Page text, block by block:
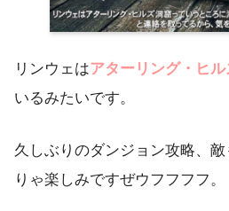
リンウェはアターリング・ヒ
いるみたいです。
久しぶりのダンジョン攻略、
りゃ楽しみですぜウフフフフ。